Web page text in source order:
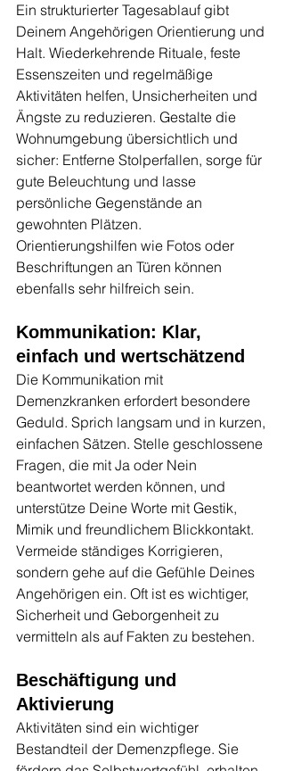
Ein strukturierter Tagesablauf gibt
Deinem Angehörigen Orientierung und
Halt. Wiederkehrende Rituale, feste
Essenszeiten und regelmäßige
Aktivitäten helfen, Unsicherheiten und
Ängste zu reduzieren. Gestalte die
Wohnumgebung übersichtlich und
sicher: Entferne Stolperfallen, sorge für
gute Beleuchtung und lasse
persönliche Gegenstände an
gewohnten Plätzen.
Orientierungshilfen wie Fotos oder
Beschriftungen an Türen können
ebenfalls sehr hilfreich sein.
Kommunikation: Klar,
einfach und wertschätzend
Die Kommunikation mit
Demenzkranken erfordert besondere
Geduld. Sprich langsam und in kurzen,
einfachen Sätzen. Stelle geschlossene
Fragen, die mit Ja oder Nein
beantwortet werden können, und
unterstütze Deine Worte mit Gestik,
Mimik und freundlichem Blickkontakt.
Vermeide ständiges Korrigieren,
sondern gehe auf die Gefühle Deines
Angehörigen ein. Oft ist es wichtiger,
Sicherheit und Geborgenheit zu
vermitteln als auf Fakten zu bestehen.
Beschäftigung und
Aktivierung
Aktivitäten sind ein wichtiger
Bestandteil der Demenzpflege. Sie